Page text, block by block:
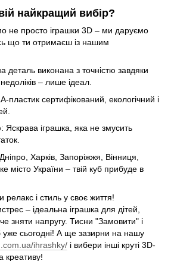
найкращий вибір?
не просто іграшки 3D – ми даруємо
що ти отримаєш із нашим
деталь виконана з точністю завдяки
– лише ідеал.
пластик сертифікований, екологічний і
Яскрава іграшка, яка не змусить
Харків, Запоріжжя, Вінниця,
місто України – твій куб прибуде в
і стиль у своє життя!
– ідеальна іграшка для дітей,
зняти напругу. Тисни "Замовити" і
уже сьогодні! А ще зазирни на нашу
ihrashky/ і вибери інші круті 3D-
креативу!